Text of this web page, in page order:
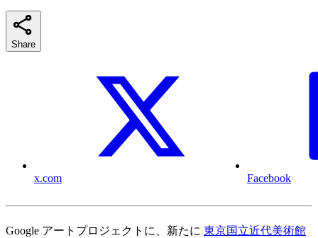
Share
x.com Facebook
Google アートプロジェクトに、新たに 東京国立近代美術館